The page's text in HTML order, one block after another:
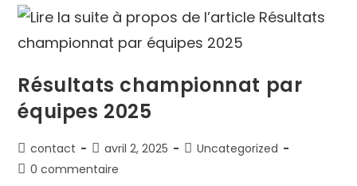
Résultats championnat par
équipes 2025
contact avril 2, 2025
Uncategorized
0 commentaire